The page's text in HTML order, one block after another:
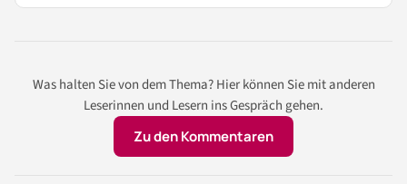
Was halten Sie von dem Thema? Hier können Sie mit anderen
Leserinnen und Lesern ins Gespräch gehen.
Zu den Kommentaren